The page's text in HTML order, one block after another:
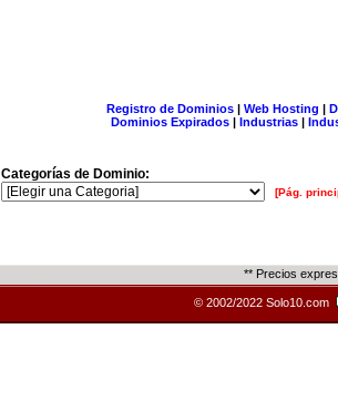
Registro de Dominios| Web Hosting |
Dominios Expirados | Industrias |
Categorías de Dominio:
[Pág.
** Precios
© 2002/2022 Solo10.com